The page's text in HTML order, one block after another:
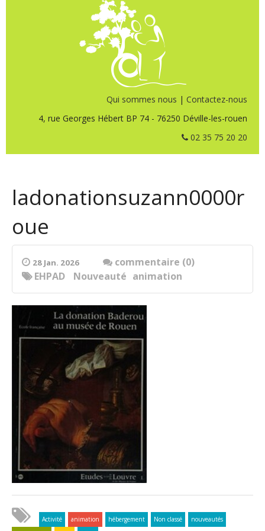
Qui sommes nous | Contactez-nous
4, rue Georges Hébert BP 74 - 76250 Déville-les-rouen
02 35 75 20 20
ladonationsuzann0000r
oue
28 Jan. 2026
commentaire (0)
animation
EHPAD Nouveauté
Activité animation hébergement Non classé
nouveautés